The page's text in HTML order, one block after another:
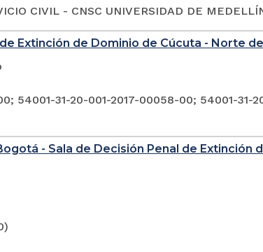
CIVIL - CNSC UNIVERSIDAD DE
Extinción de Dominio de Cúcuta - Norte
54001-31-20-001-2017-00058-00; 54001-31-
- Sala de Decisión Penal de Extinción